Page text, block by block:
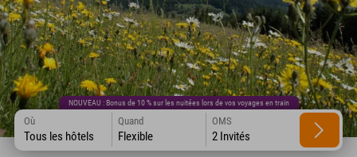
NOUVEAU : Bonus de 10 % sur les nuitées lors de vos voyages en train
Où
Tous les hôtels
Quand
Flexible
OMS
2 Invités